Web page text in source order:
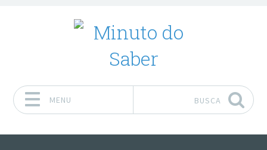
MENU BUSCA